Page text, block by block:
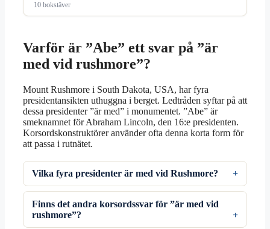
10 bokstäver
Varför är ”Abe” ett svar på ”är
med vid rushmore”?
Mount Rushmore i South Dakota, USA, har fyra
presidentansikten uthuggna i berget. Ledtråden syftar på att
dessa presidenter ”är med” i monumentet. ”Abe” är
smeknamnet för Abraham Lincoln, den 16:e presidenten.
Korsordskonstruktörer använder ofta denna korta form för
att passa i rutnätet.
Vilka fyra presidenter är med vid Rushmore?
Finns det andra korsordssvar för ”är med vid
rushmore”?